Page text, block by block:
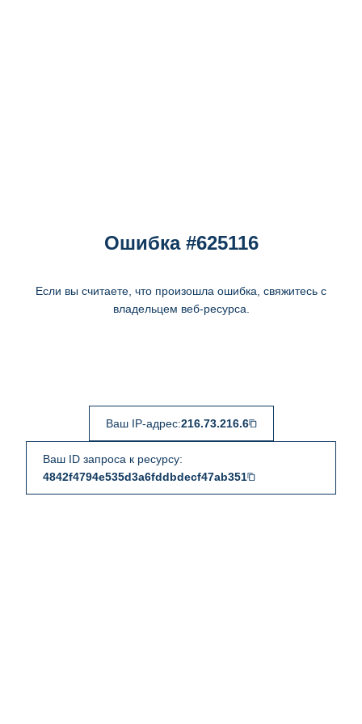
Ошибка #625116
Если вы считаете, что произошла ошибка, свяжитесь с
владельцем веб-ресурса.
Ваш IP-адрес:216.73.216.6
Ваш ID запроса к ресурсу:
4842f4794e535d3a6fddbdecf47ab351